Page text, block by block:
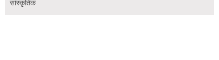
सांस्कृतिक